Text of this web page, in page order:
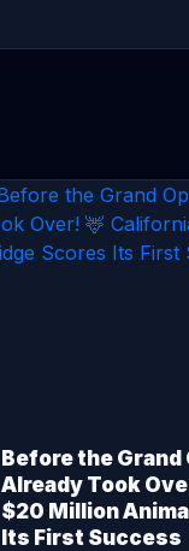
CONTINUE READING →
Before the
Already Took
$20 Million
Its First Success